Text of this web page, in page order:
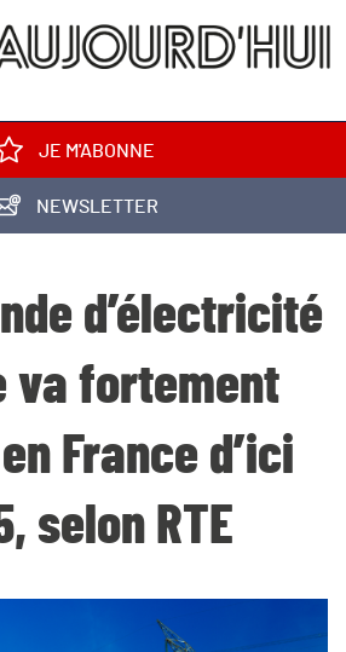
JE M'ABONNE
NEWSLETTER
d’électricité
va fortement
France d’ici
selon RTE